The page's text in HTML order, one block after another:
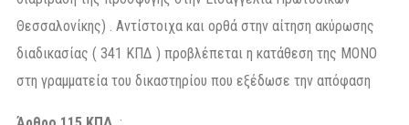
Θεσσαλονίκης) . Αντίστοιχα και ορθά στην αίτηση ακύρωσης
διαδικασίας ( 341 ΚΠΔ ) προβλέπεται η κατάθεση της ΜΟΝΟ
στη γραμματεία του δικαστηρίου που εξέδωσε την απόφαση